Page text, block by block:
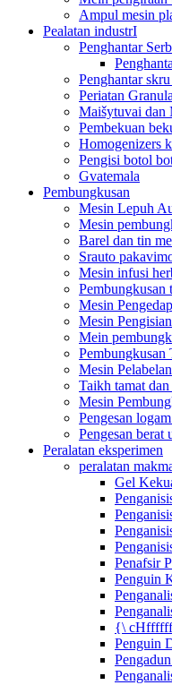
Ampul mesin
Pealatan industrI
Penghantar
Penghantar
Periatan
Maišytuvai dan
Pembekuan
Homogenizers
Pengisi botol
Gvatemala
Pembungkusan
Mesin Lepuh
Mesin
Barel dan tin
Srauto
Mesin infusi
Pembungkusan
Mesin
Mesin
Mein
Pembungkusan
Mesin
Taikh tamat
Mesin
Pengesan
Pengesan berat
Peralatan eksperimen
peralatan
Gel
Penafsir
Penguin
{\
Penguin